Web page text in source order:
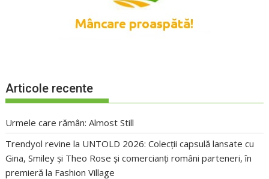
Articole recente
Urmele care rămân: Almost Still
Trendyol revine la UNTOLD 2026: Colecții capsulă lansate cu
Gina, Smiley și Theo Rose și comercianți români parteneri, în
premieră la Fashion Village